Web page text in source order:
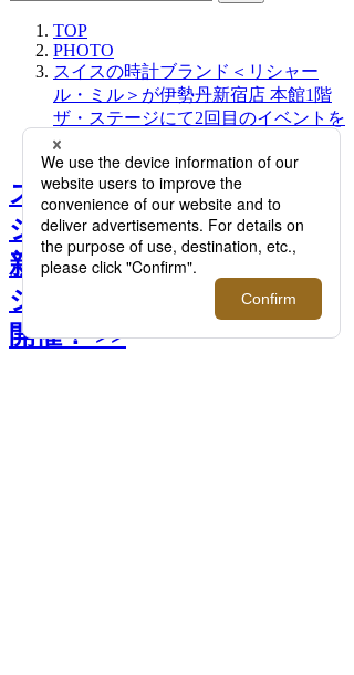
TOP
PHOTO
スイスの時計ブランド＜リシャー
ル・ミル＞が伊勢丹新宿店 本館1階
ザ・ステージにて2回目のイベントを
開催！
スイスの時計ブランド＜リ
シャール・ミル＞が伊勢丹
新宿店 本館1階 ザ・ステー
ジにて2回目のイベントを
開催！ >>